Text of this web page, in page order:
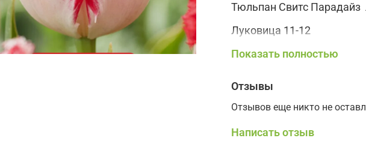
Тюльпан Свитс Парадайз
Луковица 11-12
Высота 45см
Показать полностью
Отзывы
Отзывов еще никто не
Написать отзыв